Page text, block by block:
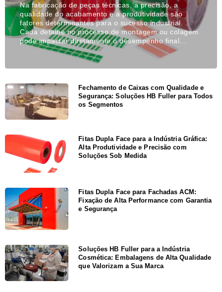
Na fabricação de peças técnicas, a precisão, a
qualidade do acabamento e a produtividade são
fatores determinantes para o sucesso industrial.
Cada detalhe no processo de montagem ou colagem
pode impactar diretamente o desempenho final…
Fechamento de Caixas com Qualidade e
Segurança: Soluções HB Fuller para Todos
os Segmentos
Fitas Dupla Face para a Indústria Gráfica:
Alta Produtividade e Precisão com
Soluções Sob Medida
Fitas Dupla Face para Fachadas ACM:
Fixação de Alta Performance com Garantia
e Segurança
Soluções HB Fuller para a Indústria
Cosmética: Embalagens de Alta Qualidade
que Valorizam a Sua Marca